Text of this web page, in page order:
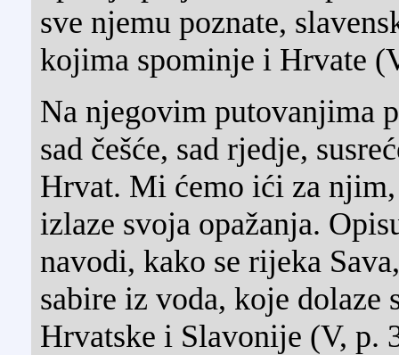
sve njemu poznate,
kojima spominje i Hrvate
Na njegovim putovanjima
sad češće, sad rjedje,
Hrvat. Mi ćemo ići za
izlaze svoja opažanja.
navodi, kako se rijeka
sabire iz voda, koje dolaze
Hrvatske i Slavonije (V, p.